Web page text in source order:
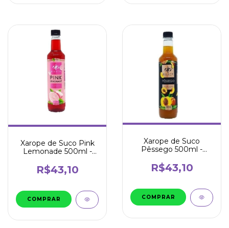
Xarope de Suco Pink
Lemonade 500ml -
R$43,10
Xarope de Suco
Pêssego 500ml -
R$43,10